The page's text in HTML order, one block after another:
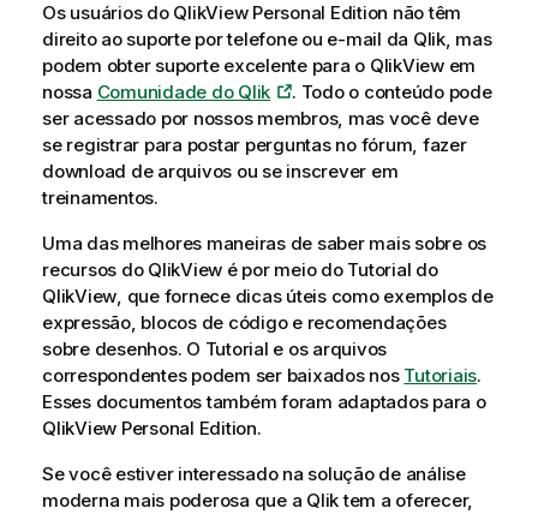
n
f
o
r
m
a
t
i
a
Os usuários do QlikViewPersonal Edition não têm
direito ao suporte por telefone ou e-mail da Qlik, mas
podem obter suporte excelente para o QlikViewem
nossa Comunidade do Qlik
. Todo o conteúdo pode
ser acessado por nossos membros, mas você deve
se registrar para postar perguntas no fórum, fazer
download de arquivos ou se inscrever em
treinamentos.
Uma das melhores maneiras de saber mais sobre os
recursos do QlikView é por meio do Tutorial do
QlikView, que fornece dicas úteis como exemplos de
expressão, blocos de código e recomendações
sobre desenhos. O Tutorial e os arquivos
correspondentes podem ser baixados nos Tutoriais.
Esses documentos também foram adaptados para o
QlikView Personal Edition.
Se você estiver interessado na solução de análise
moderna mais poderosa que a Qliktem a oferecer,